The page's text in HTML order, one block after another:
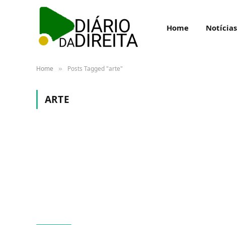
Home Notícias
Home » Posts Tagged "arte"
ARTE